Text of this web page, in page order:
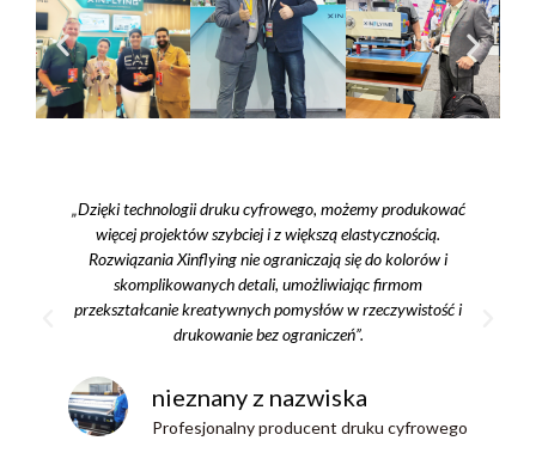
„Dzięki technologii druku cyfrowego, możemy produkować
więcej projektów szybciej i z większą elastycznością.
Rozwiązania Xinflying nie ograniczają się do kolorów i
skomplikowanych detali, umożliwiając firmom
przekształcanie kreatywnych pomysłów w rzeczywistość i
drukowanie bez ograniczeń”.
nieznany z nazwiska
Profesjonalny producent druku cyfrowego